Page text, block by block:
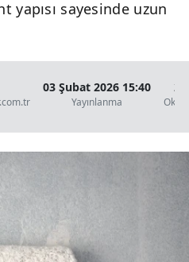
yapısı sayesinde uzun
03 Şubat 2026 15:40
Yayınlanma
2